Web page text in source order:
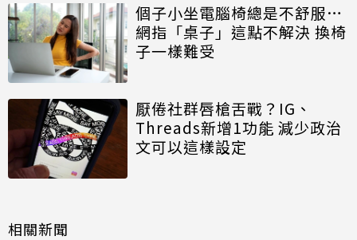
個子小坐電腦椅總是不舒服…
網指「桌子」這點不解決 換椅
子一樣難受
厭倦社群唇槍舌戰？IG、
Threads新增1功能 減少政治
文可以這樣設定
相關新聞